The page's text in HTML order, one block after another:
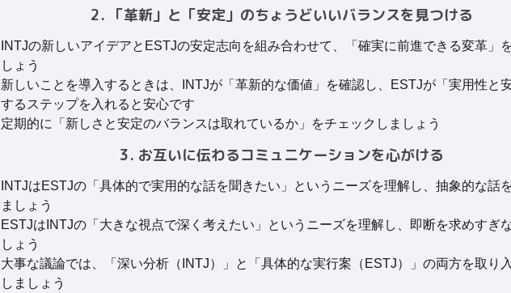
2. 「革新」と「安定」のちょうどいいバランスを見つける
INTJの新しいアイデアとESTJの安定志向を組み合わせて、「確実に前進できる変革」
しょう
新しいことを導入するときは、INTJが「革新的な価値」を確認し、ESTJが「実用性と
するステップを入れると安心です
定期的に「新しさと安定のバランスは取れているか」をチェックしましょう
3. お互いに伝わるコミュニケーションを心がける
INTJはESTJの「具体的で実用的な話を聞きたい」というニーズを理解し、抽象的な話
ましょう
ESTJはINTJの「大きな視点で深く考えたい」というニーズを理解し、即断を求めすぎ
しょう
大事な議論では、「深い分析（INTJ）」と「具体的な実行案（ESTJ）」の両方を取り
しましょう